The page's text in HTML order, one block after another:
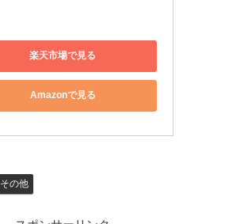
楽天市場で見る
Amazonで見る
その他